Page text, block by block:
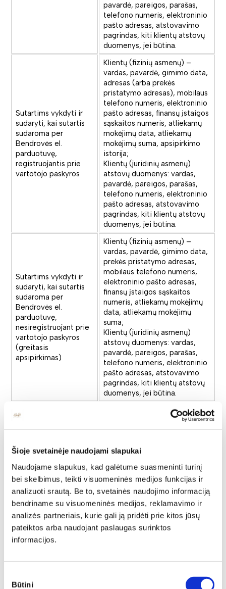
Šioje svetainėje naudojami slapukai
Naudojame slapukus, kad galėtume suasmeninti turinį
bei skelbimus, teikti visuomeninės medijos funkcijas ir
analizuoti srautą. Be to, svetainės naudojimo informaciją
bendriname su visuomeninės medijos, reklamavimo ir
analizės partneriais, kurie gali ją pridėti prie kitos jūsų
pateiktos arba naudojant paslaugas surinktos
informacijos.
pasirinkimas
Būtini
pavardė, pareigos, parašas,
telefono numeris, elektroninio
pašto adresas, atstovavimo
pagrindas, kiti klientų atstovų
duomenys, jei būtina.
Sutartims vykdyti ir
sudaryti, kai sutartis
sudaroma per
Bendrovės el.
parduotuvę,
registruojantis prie
vartotojo paskyros
Klientų (fizinių asmenų) –
vardas, pavardė, gimimo data,
adresas (arba prekės
pristatymo adresas), mobilaus
telefono numeris, elektroninio
pašto adresas, finansų įstaigos
sąskaitos numeris, atliekamų
mokėjimų data, atliekamų
mokėjimų suma, apsipirkimo
istorija;
Klientų (juridinių asmenų)
atstovų duomenys: vardas,
pavardė, pareigos, parašas,
telefono numeris, elektroninio
pašto adresas, atstovavimo
pagrindas, kiti klientų atstovų
duomenys, jei būtina.
Sutartims vykdyti ir
sudaryti, kai sutartis
sudaroma per
Bendrovės el.
parduotuvę,
nesiregistruojant prie
vartotojo paskyros
(greitasis
apsipirkimas)
Klientų (fizinių asmenų) –
vardas, pavardė, gimimo data,
prekės pristatymo adresas,
mobilaus telefono numeris,
elektroninio pašto adresas,
finansų įstaigos sąskaitos
numeris, atliekamų mokėjimų
data, atliekamų mokėjimų
suma;
Klientų (juridinių asmenų)
atstovų duomenys: vardas,
pavardė, pareigos, parašas,
telefono numeris, elektroninio
pašto adresas, atstovavimo
pagrindas, kiti klientų atstovų
duomenys, jei būtina.
gauti sutarčių
įrodymus bei atlikti
vertinimą.
Vykdome tik
elektroninės
parduotuvės ir
prekybos salonų
kontaktiniais telefono
numeriais vykdomų
telefoninių pokalbių
Telefono numeris, telefoninio
pokalbio įrašas.
kodas, pilietybė, telefono